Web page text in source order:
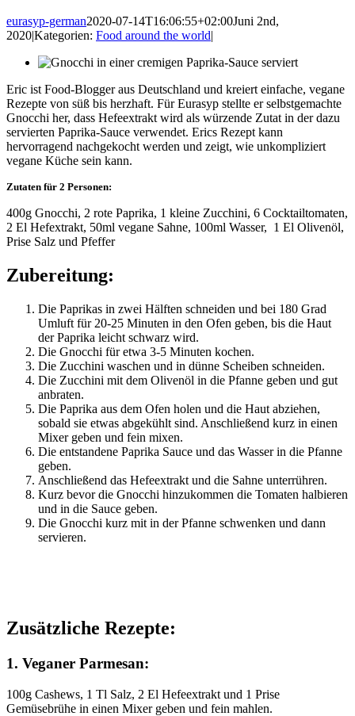
eurasyp-german2020-07-14T16:06:55+02:00Juni 2nd,
2020|Kategorien: Food around the world|
Eric ist Food-Blogger aus Deutschland und kreiert einfache, vegane
Rezepte von süß bis herzhaft. Für Eurasyp stellte er selbstgemachte
Gnocchi her, dass Hefeextrakt wird als würzende Zutat in der dazu
servierten Paprika-Sauce verwendet. Erics Rezept kann
hervorragend nachgekocht werden und zeigt, wie unkompliziert
vegane Küche sein kann.
Zutaten für 2 Personen:
400g Gnocchi, 2 rote Paprika, 1 kleine Zucchini, 6 Cocktailtomaten,
2 El Hefextrakt, 50ml vegane Sahne, 100ml Wasser, 1 El Olivenöl,
Prise Salz und Pfeffer
Zubereitung:
Die Paprikas in zwei Hälften schneiden und bei 180 Grad
Umluft für 20-25 Minuten in den Ofen geben, bis die Haut
der Paprika leicht schwarz wird.
Die Gnocchi für etwa 3-5 Minuten kochen.
Die Zucchini waschen und in dünne Scheiben schneiden.
Die Zucchini mit dem Olivenöl in die Pfanne geben und gut
anbraten.
Die Paprika aus dem Ofen holen und die Haut abziehen,
sobald sie etwas abgekühlt sind. Anschließend kurz in einen
Mixer geben und fein mixen.
Die entstandene Paprika Sauce und das Wasser in die Pfanne
geben.
Anschließend das Hefeextrakt und die Sahne unterrühren.
Kurz bevor die Gnocchi hinzukommen die Tomaten halbieren
und in die Sauce geben.
Die Gnocchi kurz mit in der Pfanne schwenken und dann
servieren.
Zusätzliche Rezepte:
1. Veganer Parmesan:
100g Cashews, 1 Tl Salz, 2 El Hefeextrakt und 1 Prise
Gemüsebrühe in einen Mixer geben und fein mahlen.